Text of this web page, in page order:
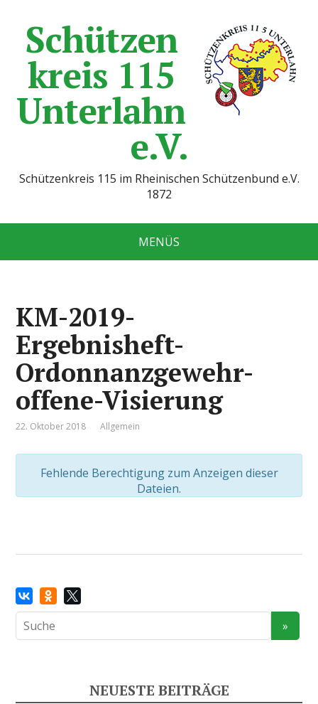
Schützen
kreis 115
Unterlahn
e.V.
Schützenkreis 115 im Rheinischen Schützenbund e.V.
1872
MENÜS
KM-2019-
Ergebnisheft-
Ordonnanzgewehr-
offene-Visierung
22. Oktober 2018 Allgemein
Fehlende Berechtigung zum Anzeigen dieser
Dateien.
NEUESTE BEITRÄGE